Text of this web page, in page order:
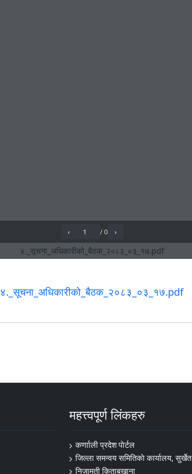
४._सूचना_अधिकारीको_बैठक_२०८३_०३_१७.pdf
महत्त्वपूर्ण लिंकहरु
कर्णााली प्रदेश पाेर्टल
जिल्ला समन्वय समितिकाे कार्यालय, सुर्खेत
निजामती किताबखाना